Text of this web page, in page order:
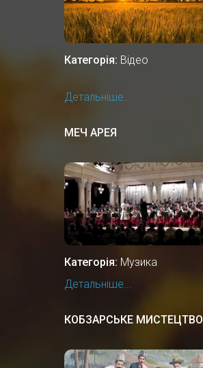
Категорія: Відео
Детальніше...
МЕЧ АРЕЯ
Категорія: Музика
Детальніше...
КОБЗАРСЬКЕ МИСТЕЦТВО